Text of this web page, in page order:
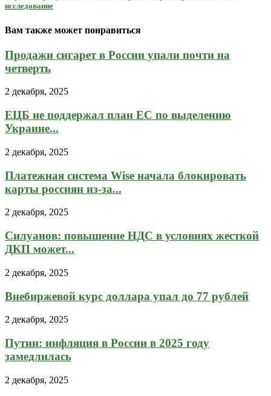
исследование
Вам также может понравиться
Продажи сигарет в России упали почти на
четверть
2 декабря, 2025
ЕЦБ не поддержал план ЕС по выделению
Украине...
2 декабря, 2025
Платежная система Wise начала блокировать
карты россиян из-за...
2 декабря, 2025
Силуанов: повышение НДС в условиях жесткой
ДКП может...
2 декабря, 2025
Внебиржевой курс доллара упал до 77 рублей
2 декабря, 2025
Путин: инфляция в России в 2025 году
замедлилась
2 декабря, 2025